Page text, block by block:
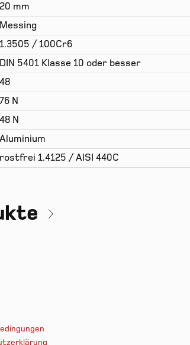
20 mm
Messing
1.3505 / 100Cr6
DIN 5401 Klasse 10 oder besser
48
76 N
48 N
Aluminium
rostfrei 1.4125 / AISI 440C